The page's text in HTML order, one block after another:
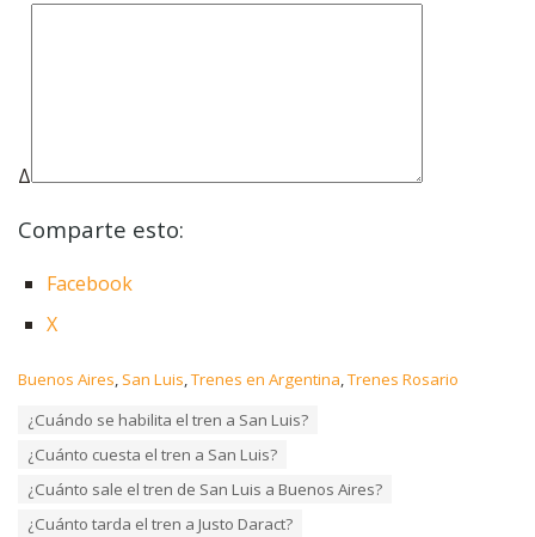
Δ
Comparte esto:
Facebook
X
C
Buenos Aires, San Luis,Trenes en Argentina,Trenes Rosario
¿Cuándo se habilita el tren a San Luis?
¿Cuánto cuesta el tren a San Luis?
¿Cuánto sale el tren de San Luis a Buenos Aires?
¿Cuánto tarda el tren a Justo Daract?